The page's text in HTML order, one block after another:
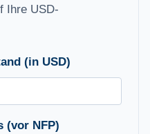
Ihre USD-
(in USD)
(vor NFP)